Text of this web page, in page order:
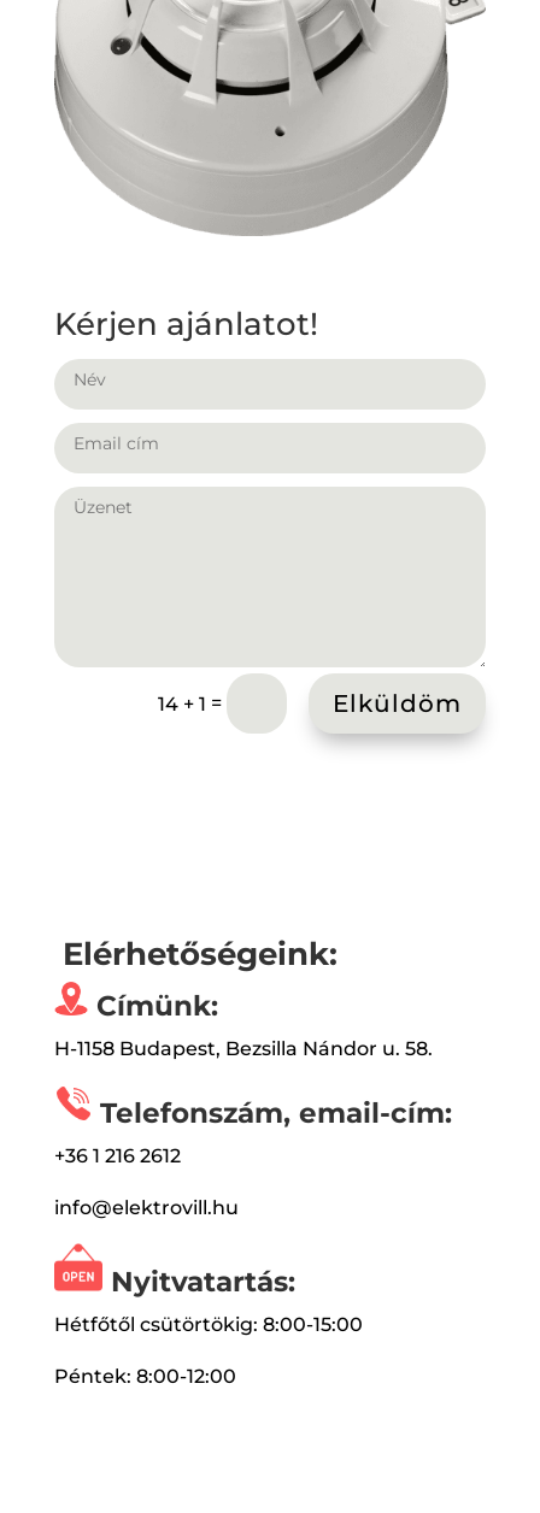
Kérjen ajánlatot!
14 + 1 = Elküldöm
Elérhetőségeink:
Címünk:
H-1158 Budapest, Bezsilla Nándor u. 58.
Telefonszám, email-cím:
+36 1 216 2612
info@elektrovill.hu
Nyitvatartás:
Hétfőtől csütörtökig: 8:00-15:00
Péntek: 8:00-12:00